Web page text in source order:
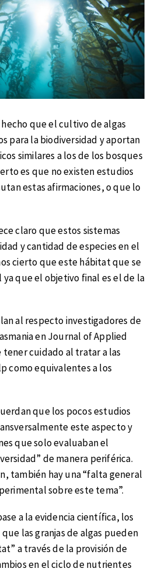
que el cultivo de algas
para la biodiversidad y aportan
similares a los de los bosques
es que no existen estudios
estas afirmaciones, o que lo
claro que estos sistemas
y cantidad de especies en el
cierto que este hábitat que se
que el objetivo final es el de la
al respecto investigadores de
en Journal of Applied
tener cuidado al tratar a las
como equivalentes a los
que los pocos estudios
este aspecto y
que solo evaluaban el
de manera periférica.
también hay una “falta general
sobre este tema”.
a la evidencia científica, los
las granjas de algas pueden
a través de la provisión de
en el ciclo de nutrientes